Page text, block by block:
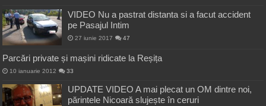
VIDEO Nu a pastrat distanta si a facut accident
pe Pasajul Intim
27 iunie 2017 47
Parcări private și mașini ridicate la Reșița
10 ianuarie 2012 33
UPDATE VIDEO A mai plecat un OM dintre noi,
părintele Nicoară slujește în ceruri